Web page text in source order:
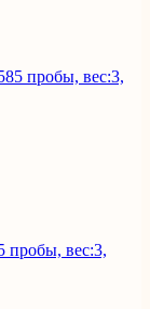
пробы, вес:3,